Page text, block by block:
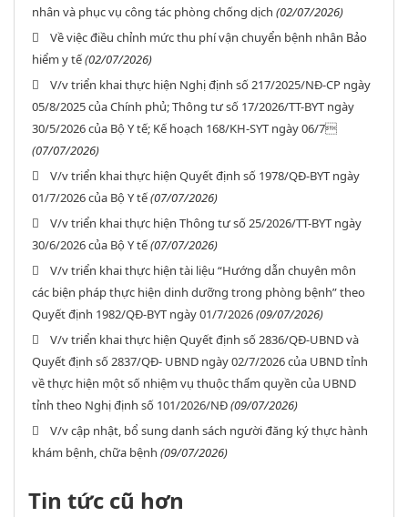
nhân và phục vụ công tác phòng chống dịch (02/07/2026)
Về việc điều chỉnh mức thu phí vận chuyển bệnh nhân Bảo
hiểm y tế(02/07/2026)
V/v triển khai thực hiện Nghị định số 217/2025/NĐ-CP ngày
05/8/2025 của Chính phủ; Thông tư số 17/2026/TT-BYT ngày
30/5/2026 của Bộ Y tế; Kế hoạch 168/KH-SYT ngày 06/7
(07/07/2026)
V/v triển khai thực hiện Quyết định số 1978/QĐ-BYT ngày
01/7/2026 của Bộ Y tế(07/07/2026)
V/v triển khai thực hiện Thông tư số 25/2026/TT-BYT ngày
30/6/2026 của Bộ Y tế(07/07/2026)
V/v triển khai thực hiện tài liệu “Hướng dẫn chuyên môn
các biện pháp thực hiện dinh dưỡng trong phòng bệnh” theo
Quyết định 1982/QĐ-BYT ngày 01/7/2026(09/07/2026)
V/v triển khai thực hiện Quyết định số 2836/QĐ-UBND và
Quyết định số 2837/QĐ- UBND ngày 02/7/2026 của UBND tỉnh
về thực hiện một số nhiệm vụ thuộc thẩm quyền của UBND
tỉnh theo Nghị định số 101/2026/NĐ(09/07/2026)
V/v cập nhật, bổ sung danh sách người đăng ký thực hành
khám bệnh, chữa bệnh (09/07/2026)
Tin tức cũ hơn